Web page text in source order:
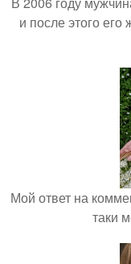
и после этого
Мой ответ на
таки